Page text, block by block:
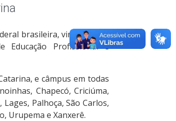
brasileira, vinculada ao
Educação Profissional e
e câmpus em todas
Chapecó, Criciúma,
Palhoça, São Carlos,
Urupema e Xanxerê.